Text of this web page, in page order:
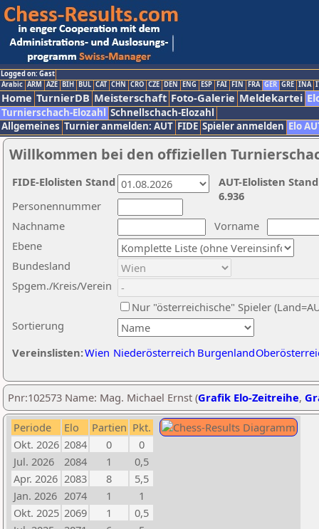
Logged on: Gast
Arabic ARM AZE BIH BUL CAT CHN CRO CZE DEN ENG ESP FAI FIN FRA GER GRE INA
Home TurnierDB Meisterschaft Foto-Galerie Meldekartei
Turnierschach-Elozahl Schnellschach-Elozahl
Allgemeines Turnier anmelden: AUT FIDE Spieler anmelden Elo
Willkommen bei den offiziellen
Nachname
Vorname
Ebene
Sortierung
Personennummer
Bundesland
Spgem./Kreis/Verein
Nur "österreichische" Spieler
Vereinslisten:Wien Niederösterreich Burgenland
AUT-Elolisten
6.936
FIDE-Elolisten Stand
Pnr:102573 Name: Mag. Michael Ernst (Grafik Elo-Zeitreihe,
Periode Elo Partien Pkt.
Okt. 2026 2084 0
0
Jul. 2026
2084 1
0,5
Apr. 2026 2083 8
5,5
Jan. 2026 2074 1
1
Okt. 2025 2069 1
0,5